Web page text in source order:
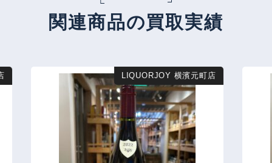
関連商品の買取実績
LIQUORJOY 横濱元町店